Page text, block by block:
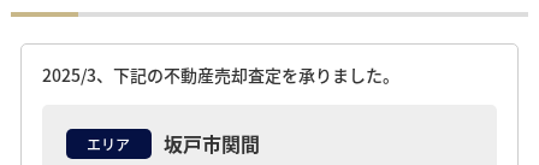
2025/3、下記の不動産売却査定を承りました。
エリア 坂戸市関間